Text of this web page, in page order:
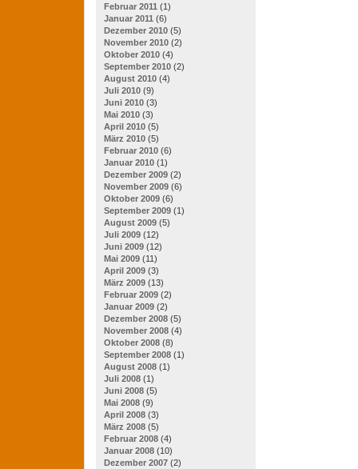
Februar 2011 (1)
Januar 2011 (6)
Dezember 2010 (5)
November 2010 (2)
Oktober 2010 (4)
September 2010 (2)
August 2010 (4)
Juli 2010 (9)
Juni 2010 (3)
Mai 2010 (3)
April 2010 (5)
März 2010 (5)
Februar 2010 (6)
Januar 2010 (1)
Dezember 2009 (2)
November 2009 (6)
Oktober 2009 (6)
September 2009 (1)
August 2009 (5)
Juli 2009 (12)
Juni 2009 (12)
Mai 2009 (11)
April 2009 (3)
März 2009 (13)
Februar 2009 (2)
Januar 2009 (2)
Dezember 2008 (5)
November 2008 (4)
Oktober 2008 (8)
September 2008 (1)
August 2008 (1)
Juli 2008 (1)
Juni 2008 (5)
Mai 2008 (9)
April 2008 (3)
März 2008 (5)
Februar 2008 (4)
Januar 2008 (10)
Dezember 2007 (2)